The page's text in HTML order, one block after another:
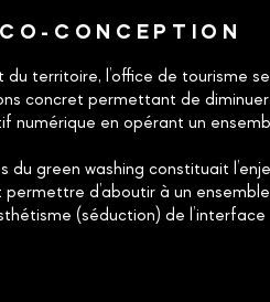
CONCEPTION
territoire, l’office de tourisme
concret permettant de diminuer
numérique en opérant un
du green washing constituait
d’aboutir à un
(séduction) de l’interface